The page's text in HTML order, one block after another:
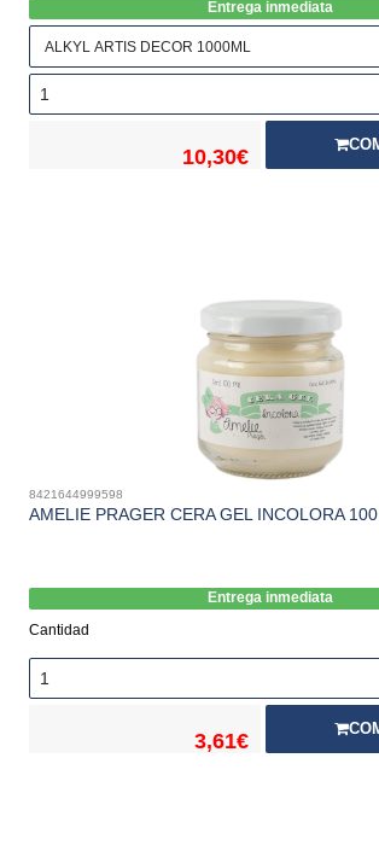
Entrega inmediata
10,30€
8421644999598
AMELIE PRAGER CERA GEL INCOLORA 100
Entrega inmediata
Cantidad
3,61€